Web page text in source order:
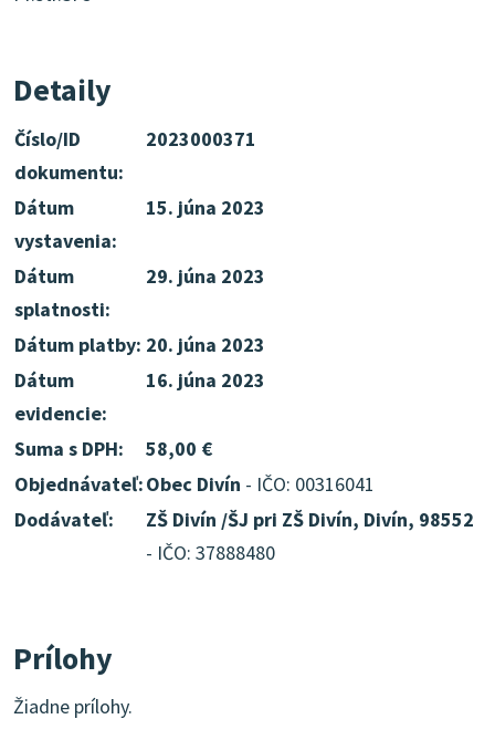
Detaily
Číslo/ID
dokumentu:
2023000371
Dátum
vystavenia:
15. júna 2023
Dátum
splatnosti:
29. júna 2023
Dátum platby: 20. júna 2023
Dátum
evidencie:
16. júna 2023
Suma s DPH:
58,00 €
Objednávateľ:Obec Divín - IČO: 00316041
Dodávateľ:
ZŠ Divín /ŠJ pri ZŠ Divín, Divín, 98552
- IČO: 37888480
Prílohy
Žiadne prílohy.